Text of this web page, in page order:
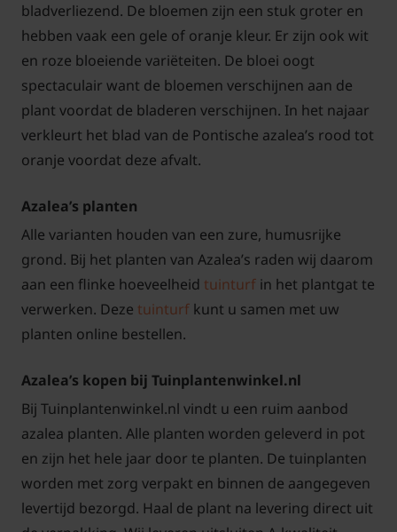
bladverliezend. De bloemen zijn een stuk groter en
hebben vaak een gele of oranje kleur. Er zijn ook wit
en roze bloeiende variëteiten. De bloei oogt
spectaculair want de bloemen verschijnen aan de
plant voordat de bladeren verschijnen. In het najaar
verkleurt het blad van de Pontische azalea’s rood tot
oranje voordat deze afvalt.
Azalea’s planten
Alle varianten houden van een zure, humusrijke
grond. Bij het planten van Azalea’s raden wij daarom
aan een flinke hoeveelheid tuinturf in het plantgat te
verwerken. Deze tuinturf kunt u samen met uw
planten online bestellen.
Azalea’s kopen bij Tuinplantenwinkel.nl
Bij Tuinplantenwinkel.nl vindt u een ruim aanbod
azalea planten. Alle planten worden geleverd in pot
en zijn het hele jaar door te planten. De tuinplanten
worden met zorg verpakt en binnen de aangegeven
levertijd bezorgd. Haal de plant na levering direct uit